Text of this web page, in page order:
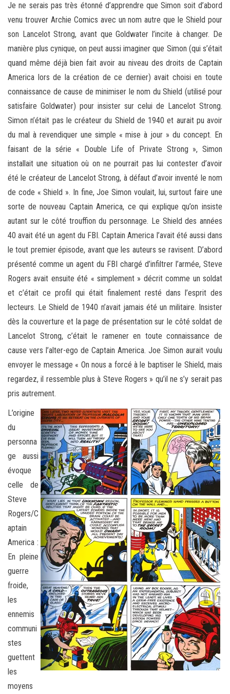
Je ne serais pas très étonné d’apprendre que Simon soit d’abord
venu trouver Archie Comics avec un nom autre que le Shield pour
son Lancelot Strong, avant que Goldwater l’incite à changer. De
manière plus cynique, on peut aussi imaginer que Simon (qui s’était
quand même déjà bien fait avoir au niveau des droits de Captain
America lors de la création de ce dernier) avait choisi en toute
connaissance de cause de minimiser le nom du Shield (utilisé pour
satisfaire Goldwater) pour insister sur celui de Lancelot Strong.
Simon n’était pas le créateur du Shield de 1940 et aurait pu avoir
du mal à revendiquer une simple « mise à jour » du concept. En
faisant de la série « Double Life of Private Strong », Simon
installait une situation où on ne pourrait pas lui contester d’avoir
été le créateur de Lancelot Strong, à défaut d’avoir inventé le nom
de code « Shield ». In fine, Joe Simon voulait, lui, surtout faire une
sorte de nouveau Captain America, ce qui explique qu’on insiste
autant sur le côté trouffion du personnage. Le Shield des années
40 avait été un agent du FBI. Captain America l’avait été aussi dans
le tout premier épisode, avant que les auteurs se ravisent. D’abord
présenté comme un agent du FBI chargé d’infiltrer l’armée, Steve
Rogers avait ensuite été « simplement » décrit comme un soldat
et c’était ce profil qui était finalement resté dans l’esprit des
lecteurs. Le Shield de 1940 n’avait jamais été un militaire. Insister
dès la couverture et la page de présentation sur le côté soldat de
Lancelot Strong, c’était le ramener en toute connaissance de
cause vers l’alter-ego de Captain America. Joe Simon aurait voulu
envoyer le message « On nous a forcé à le baptiser le Shield, mais
regardez, il ressemble plus à Steve Rogers » qu’il ne s’y serait pas
pris autrement.
L’origine
du
personna
ge aussi
évoque
celle de
Steve
Rogers/C
aptain
America :
En pleine
guerre
froide,
les
ennemis
communi
stes
guettent
les
moyens